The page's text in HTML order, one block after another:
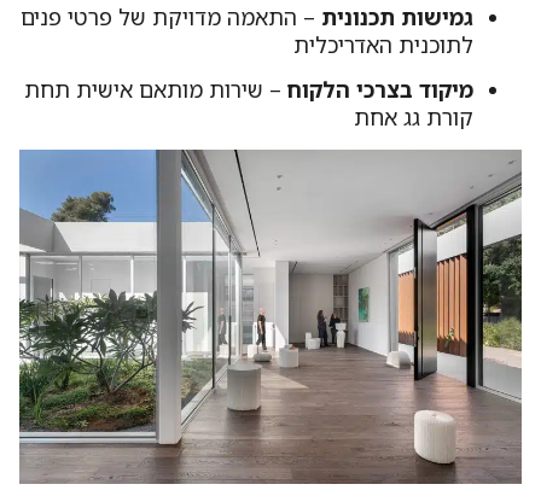
גמישות תכנונית – התאמה מדויקת של פרטי פנים
לתוכנית האדריכלית
מיקוד בצרכי הלקוח – שירות מותאם אישית תחת
קורת גג אחת